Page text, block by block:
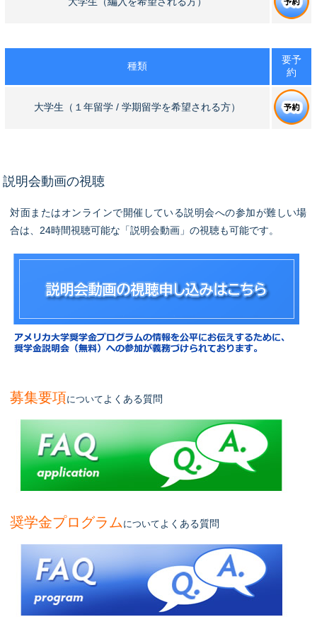
種類
要予
約
大学生（１年留学 / 学期留学を希望される方）
説明会動画の視聴
対面またはオンラインで開催している説明会への参加が難しい場
合は、24時間視聴可能な「説明会動画」の視聴も可能です。
募集要項についてよくある質問
奨学金プログラム についてよくある質問